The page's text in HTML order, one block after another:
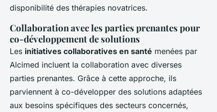
disponibilité des thérapies novatrices.
Collaboration avec les parties prenantes pour
co-développement de solutions
Les initiatives collaboratives en santé menées par
Alcimed incluent la collaboration avec diverses
parties prenantes. Grâce à cette approche, ils
parviennent à co-développer des solutions adaptées
aux besoins spécifiques des secteurs concernés,